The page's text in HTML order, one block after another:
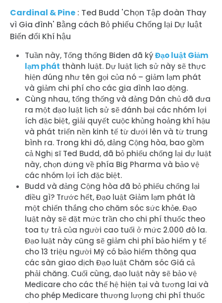
Cardinal & Pine : Ted Budd 'Chọn Tập đoàn Thay
vì Gia đình' Bằng cách Bỏ phiếu Chống lại Dự luật
Biến đổi Khí hậu
Tuần này, Tổng thống Biden đã kýĐạo luật Giảm
lạm phát thành luật. Dự luật lịch sử này sẽ thực
hiện đúng như tên gọi của nó – giảm lạm phát
và giảm chi phí cho các gia đình lao động.
Cùng nhau, tổng thống và đảng Dân chủ đã đưa
ra một đạo luật lịch sử sẽ đánh bại các nhóm lợi
ích đặc biệt, giải quyết cuộc khủng hoảng khí hậu
và phát triển nền kinh tế từ dưới lên và từ trung
bình ra. Trong khi đó, đảng Cộng hòa, bao gồm
cả Nghị sĩ Ted Budd, đã bỏ phiếu chống lại dự luật
này, chọn đứng về phía Big Pharma và bảo vệ
các nhóm lợi ích đặc biệt.
Budd và đảng Cộng hòa đã bỏ phiếu chống lại
điều gì? Trước hết, Đạo luật Giảm lạm phát là
một chiến thắng cho chăm sóc sức khỏe. Đạo
luật này sẽ đặt mức trần cho chi phí thuốc theo
toa tự trả của người cao tuổi ở mức 2.000 đô la.
Đạo luật này cũng sẽ giảm chi phí bảo hiểm y tế
cho 13 triệu người Mỹ có bảo hiểm thông qua
các sàn giao dịch Đạo luật Chăm sóc Giá cả
phải chăng. Cuối cùng, đạo luật này sẽ bảo vệ
Medicare cho các thế hệ hiện tại và tương lai và
cho phép Medicare thương lượng chi phí thuốc